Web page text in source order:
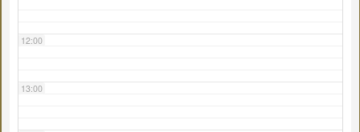
12:00
13:00